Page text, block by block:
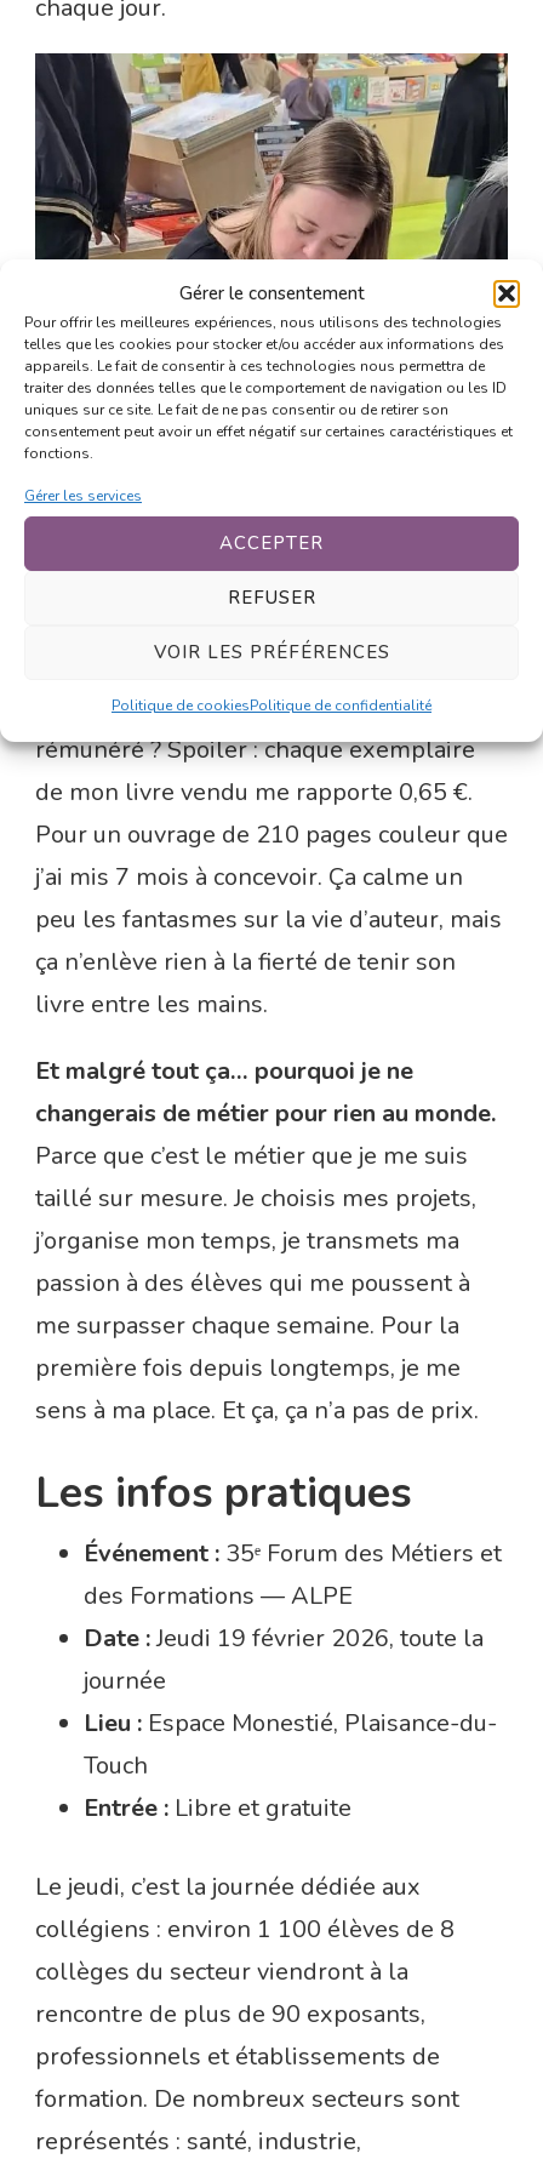
Gérer le consentement
Pour offrir les meilleures expériences, nous utilisons des technologies
telles que les cookies pour stocker et/ou accéder aux informations des
appareils. Le fait de consentir à ces technologies nous permettra de
traiter des données telles que le comportement de navigation ou les ID
uniques sur ce site. Le fait de ne pas consentir ou de retirer son
consentement peut avoir un effet négatif sur certaines caractéristiques et
fonctions.
Gérer les services
ACCEPTER
REFUSER
VOIR LES PRÉFÉRENCES
Politique de cookiesPolitique de confidentialité
chaque jour.
Le monde de l’édition.Être autrice, c’est un
détailler. Comment ça fonctionne un
contrat d’édition ? Comment on est
rémunéré ? Spoiler : chaque exemplaire
de mon livre vendu me rapporte 0,65 €.
Pour un ouvrage de 210 pages couleur que
j’ai mis 7 mois à concevoir. Ça calme un
peu les fantasmes sur la vie d’auteur, mais
ça n’enlève rien à la fierté de tenir son
livre entre les mains.
Et malgré tout ça… pourquoi je ne
changerais de métier pour rien au monde.
Parce que c’est le métier que je me suis
taillé sur mesure. Je choisis mes projets,
j’organise mon temps, je transmets ma
passion à des élèves qui me poussent à
me surpasser chaque semaine. Pour la
première fois depuis longtemps, je me
sens à ma place. Et ça, ça n’a pas de prix.
Les infos pratiques
Événement : 35ᵉ Forum des Métiers et
des Formations — ALPE
Date :Jeudi 19 février 2026, toute la
journée
Lieu : Espace Monestié, Plaisance-du-
Touch
Entrée : Libre et gratuite
Le jeudi, c’est la journée dédiée aux
collégiens : environ 1 100 élèves de 8
collèges du secteur viendront à la
rencontre de plus de 90 exposants,
professionnels et établissements de
formation. De nombreux secteurs sont
représentés : santé, industrie,